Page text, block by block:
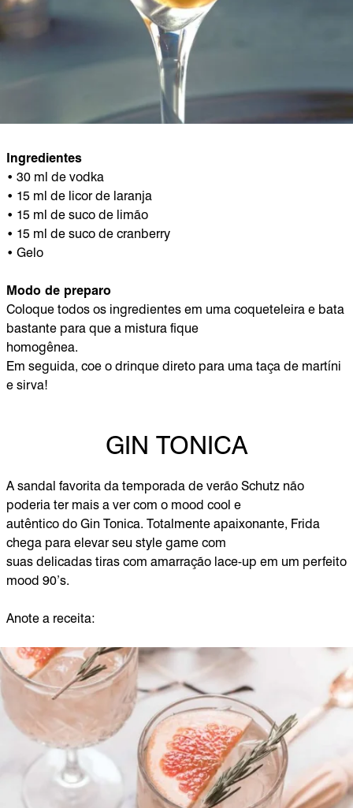
Ingredientes
• 30 ml de vodka
• 15 ml de licor de laranja
• 15 ml de suco de limão
• 15 ml de suco de cranberry
• Gelo
Modo de preparo
Coloque todos os ingredientes em uma coqueteleira e bata
bastante para que a mistura fique
homogênea.
Em seguida, coe o drinque direto para uma taça de martíni
e sirva!
GIN TONICA
A sandal favorita da temporada de verão Schutz não
poderia ter mais a ver com o mood cool e
autêntico do Gin Tonica. Totalmente apaixonante, Frida
chega para elevar seu style game com
suas delicadas tiras com amarração lace-up em um perfeito
mood 90’s.
Anote a receita: